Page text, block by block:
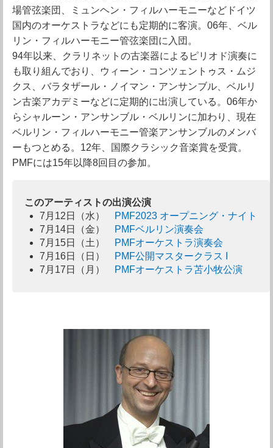
場管弦楽団、ミュンヘン・フィルハーモニーなどドイツ
国内のオーケストラなどにも定期的に客演。06年、ベル
リン・フィルハーモニー管弦楽団に入団。
94年以来、クラリネットの古楽器によるピリオド演奏に
も取り組んでおり、ウィーン・コンツェントゥス・ムジ
クス、バラタザール・ノイマン・アンサンブル、ベルリ
ン古楽アカデミーなどに定期的に出演している。06年か
らシャルーン・アンサンブル・ベルリンに加わり、現在
ベルリン・フィルハーモニー管楽アンサンブルのメンバ
ーもつとめる。12年、国際クラシック音楽賞を受賞。
PMFには15年以降8回目の参加。
このアーティストの出演公演
7月12日（水）
PMF2023 オープニング・ナイト
7月14日（金）
PMFベルリン演奏会
7月15日（土）
PMFオーケストラ演奏会
7月16日（日）
PMF公開マスタークラス I
7月17日（月）
PMFオーケストラ苫小牧公演